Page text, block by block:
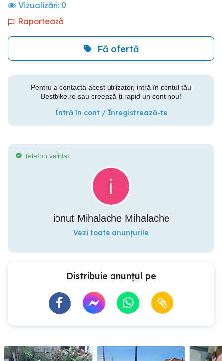
Vizualizări: 0
Raportează
Fă ofertă
Pentru a contacta acest utilizator, intră în contul tău
Bestbike.ro sau creează-ți rapid un cont nou!
Intră în cont / Înregistrează-te
Telefon validat
ionut Mihalache Mihalache
Vezi toate anunțurile
Distribuie anunțul pe